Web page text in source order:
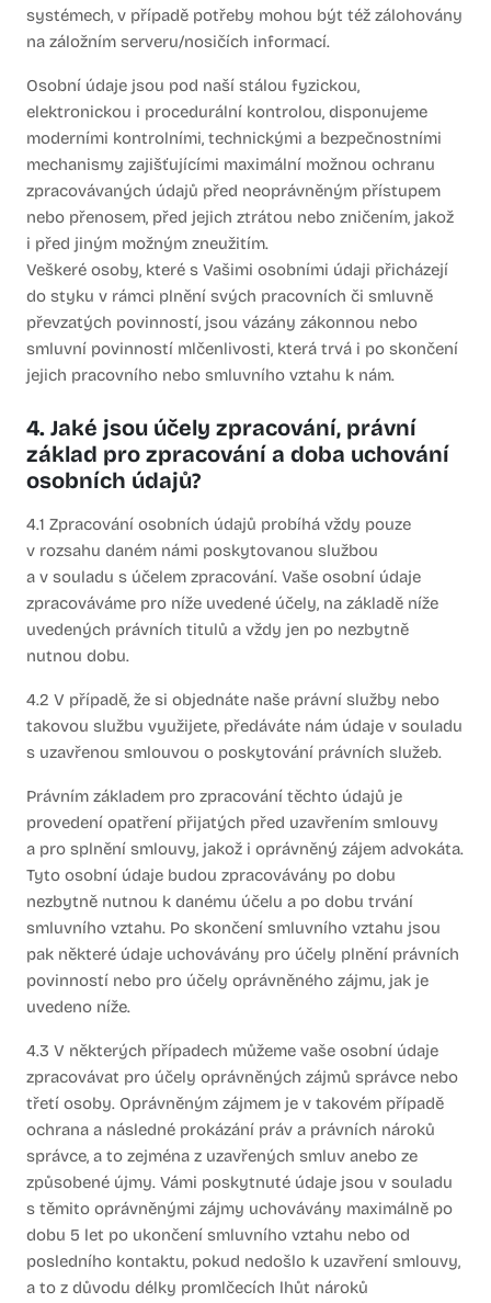
systémech, v případě potřeby mohou být též zálohovány
na záložním serveru/nosičích informací.
Osobní údaje jsou pod naší stálou fyzickou,
elektronickou i procedurální kontrolou, disponujeme
moderními kontrolními, technickými a bezpečnostními
mechanismy zajišťujícími maximální možnou ochranu
zpracovávaných údajů před neoprávněným přístupem
nebo přenosem, před jejich ztrátou nebo zničením, jakož
i před jiným možným zneužitím.
Veškeré osoby, které s Vašimi osobními údaji přicházejí
do styku v rámci plnění svých pracovních či smluvně
převzatých povinností, jsou vázány zákonnou nebo
smluvní povinností mlčenlivosti, která trvá i po skončení
jejich pracovního nebo smluvního vztahu k nám.
4. Jaké jsou účely zpracování, právní
základ pro zpracování a doba uchování
osobních údajů?
4.1 Zpracování osobních údajů probíhá vždy pouze
v rozsahu daném námi poskytovanou službou
a v souladu s účelem zpracování. Vaše osobní údaje
zpracováváme pro níže uvedené účely, na základě níže
uvedených právních titulů a vždy jen po nezbytně
nutnou dobu.
4.2 V případě, že si objednáte naše právní služby nebo
takovou službu využijete, předáváte nám údaje v souladu
s uzavřenou smlouvou o poskytování právních služeb.
Právním základem pro zpracování těchto údajů je
provedení opatření přijatých před uzavřením smlouvy
a pro splnění smlouvy, jakož i oprávněný zájem advokáta.
Tyto osobní údaje budou zpracovávány po dobu
nezbytně nutnou k danému účelu a po dobu trvání
smluvního vztahu. Po skončení smluvního vztahu jsou
pak některé údaje uchovávány pro účely plnění právních
povinností nebo pro účely oprávněného zájmu, jak je
uvedeno níže.
4.3 V některých případech můžeme vaše osobní údaje
zpracovávat pro účely oprávněných zájmů správce nebo
třetí osoby. Oprávněným zájmem je v takovém případě
ochrana a následné prokázání práv a právních nároků
správce, a to zejména z uzavřených smluv anebo ze
způsobené újmy. Vámi poskytnuté údaje jsou v souladu
s těmito oprávněnými zájmy uchovávány maximálně po
dobu 5 let po ukončení smluvního vztahu nebo od
posledního kontaktu, pokud nedošlo k uzavření smlouvy,
a to z důvodu délky promlčecích lhůt nároků